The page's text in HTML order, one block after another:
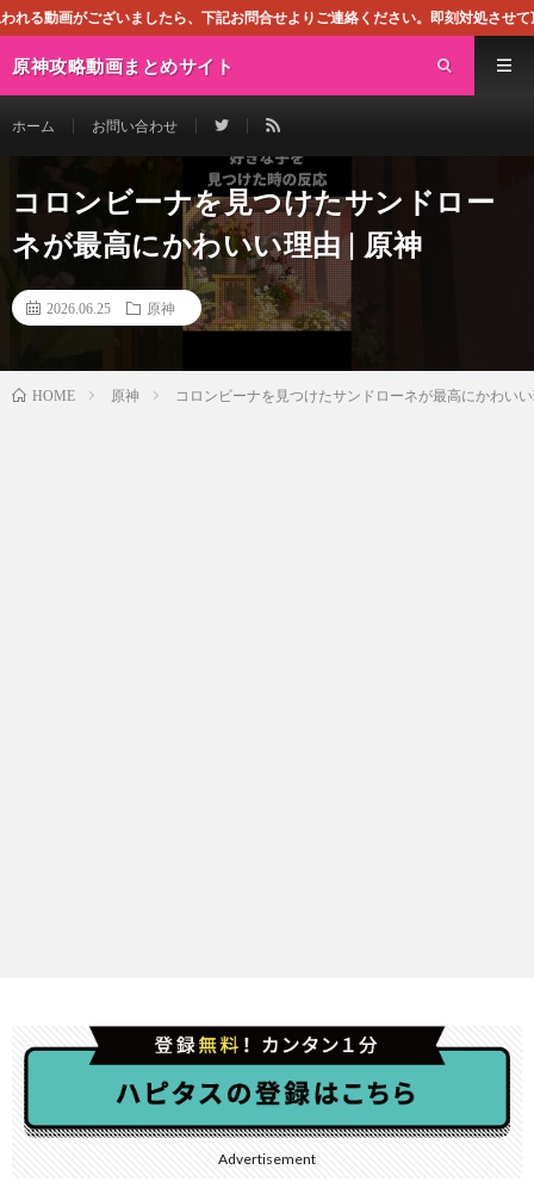
ら、下記お問合せよりご連絡ください。即刻対処させて頂きます。なお、
原神攻略動画まとめサイト
ホーム お問い合わせ
コロンビーナを見つけたサンドロー
ネが最高にかわいい理由 | 原神
2026.06.25 原神
HOME 原神 コロンビーナを見つけたサンドローネが最高にかわい
Advertisement